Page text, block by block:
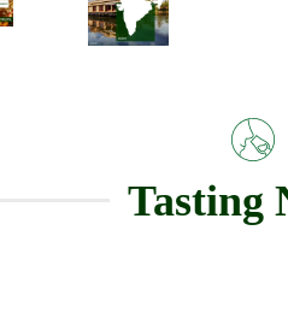
Tasting